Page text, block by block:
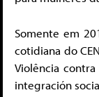
Somente em
cotidiana do
Violência
integración